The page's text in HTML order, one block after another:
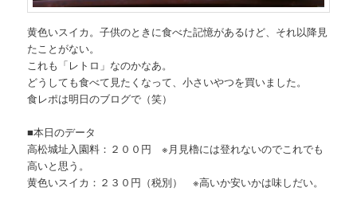
黄色いスイカ。子供のときに食べた記憶があるけど、それ以降見
たことがない。
これも「レトロ」なのかなあ。
どうしても食べて見たくなって、小さいやつを買いました。
食レポは明日のブログで（笑）
■本日のデータ
高松城址入園料：２００円 ※月見櫓には登れないのでこれでも
高いと思う。
黄色いスイカ：２３０円（税別） ※高いか安いかは味しだい。